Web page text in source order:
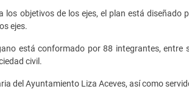
los objetivos de los ejes, el plan está diseñado
ejes.
está conformado por 88 integrantes, entre
civil.
del Ayuntamiento Liza Aceves, así como